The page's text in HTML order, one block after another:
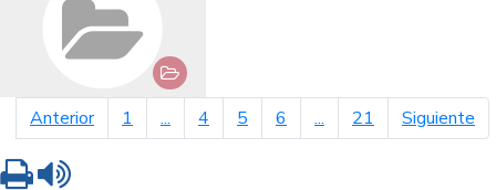
Anteriorpágina anterior
1 ... 4 5 6 ... 21 Siguiente
Imprimir